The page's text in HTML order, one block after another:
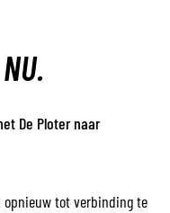
De Ploter naar
opnieuw tot verbinding te